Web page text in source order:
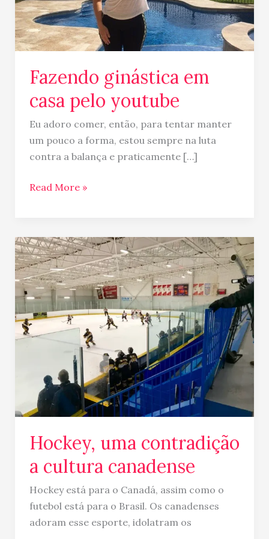
Fazendo ginástica em
casa pelo youtube
Eu adoro comer, então, para tentar manter
um pouco a forma, estou sempre na luta
contra a balança e praticamente […]
Read More »
Hockey, uma contradição
a cultura canadense
Hockey está para o Canadá, assim como o
futebol está para o Brasil. Os canadenses
adoram esse esporte, idolatram os
Hockey,
uma
contradição
a
cultura
canadense